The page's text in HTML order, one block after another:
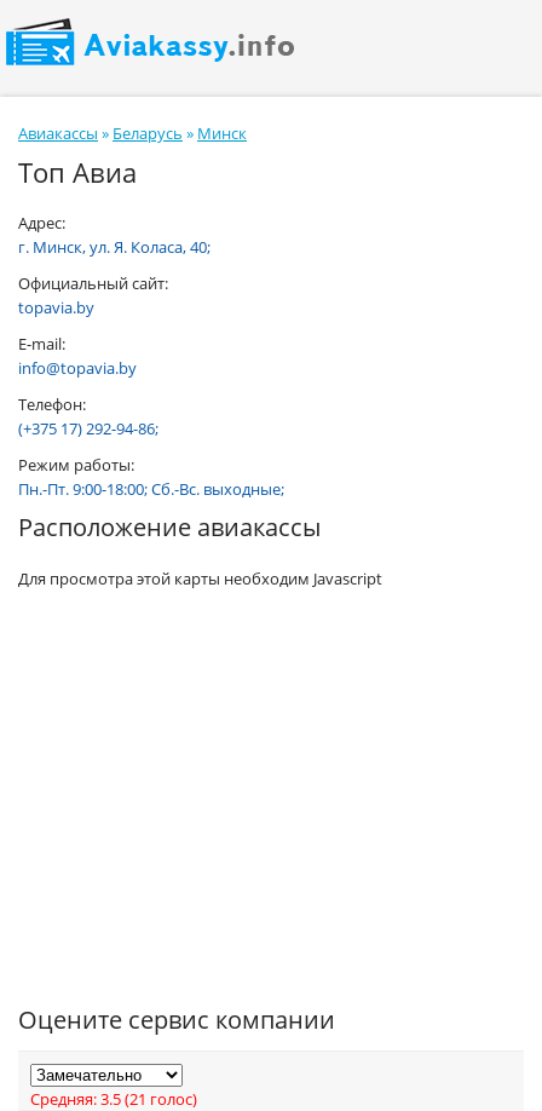
Авиакассы » Беларусь » Минск
Топ Авиа
Адрес:
г. Минск, ул. Я. Коласа, 40;
Официальный сайт:
topavia.by
E-mail:
info@topavia.by
Телефон:
(+375 17) 292-94-86;
Режим работы:
Пн.-Пт. 9:00-18:00; Сб.-Вс. выходные;
Расположение авиакассы
Для просмотра этой карты необходим Javascript
Оцените сервис компании
Средняя:3.5(21 голос)